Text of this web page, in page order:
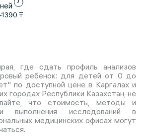
₸
где сдать профиль анализов
ребёнок: для детей от 0 до
по доступной цене в Каргалах и
городах Республики Казахстан, не
что стоимость, методы и
выполнения исследований в
медицинских офисах могут